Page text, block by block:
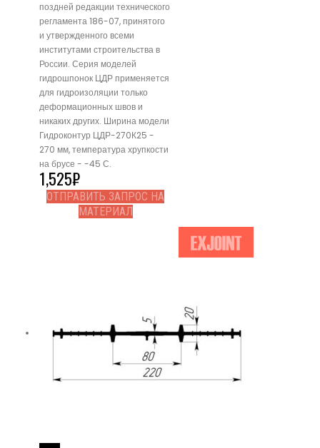
поздней редакции технического
регламента 186-07, принятого
и утвержденного всеми
институтами строительства в
России. Серия моделей
гидрошпонок ЦДР применяется
для гидроизоляции только
деформационных швов и
никаких других. Ширина модели
Гидроконтур ЦДР-270К25 -
270 мм, температура хрупкости
на брусе - -45 С.
1,525₽
ОТПРАВИТЬ ЗАПРОС НА
МАТЕРИАЛ